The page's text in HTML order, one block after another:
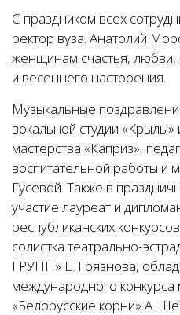
С праздником всех
ректор вуза. Анатолий
женщинам счастья, любви,
и весеннего настроения.
Музыкальные
вокальной студии «Крылы»
мастерства «Каприз»,
воспитательной работы
Гусевой. Также в
участие лауреат и
республиканских
солистка театрально-
ГРУПП» Е. Грязнова,
международного
«Белорусские корни» А.